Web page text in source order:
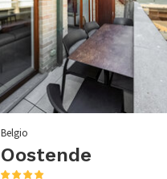
Belgio
Oostende